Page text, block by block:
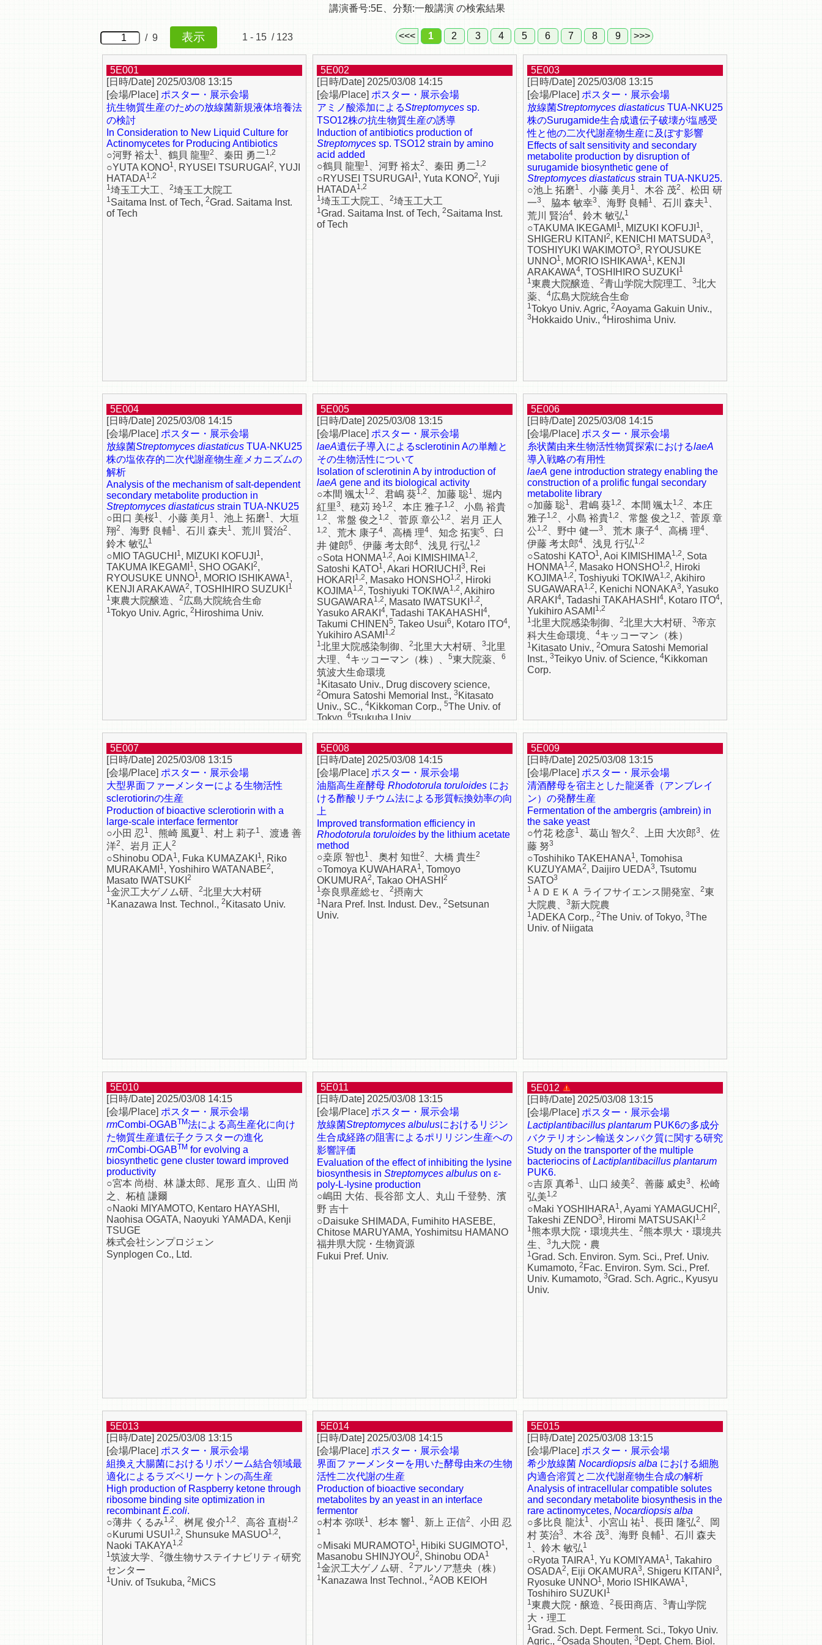
講演番号:5E、分類:一般講演 の検索結果
/ 9 1 - 15 / 123 <<< 1 2 3 4 5 6 7 8 9 >>>
5E001
2025/03/08 13:15
ポスター・展示会場
抗生物質生産のための放線菌新規液体培養法
の検討
In Consideration to New Liquid Culture for
Actinomycetes for Producing Antibiotics
○河野 裕太1 、鶴貝 龍聖2 、秦田 勇二 1,2
○YUTA KONO1, RYUSEI TSURUGAI 2, YUJI
HATADA1,2
1埼玉工大工、 2埼玉工大院工
1Saitama Inst. of Tech, 2Grad. Saitama Inst.
of Tech
5E002
2025/03/08 14:15
ポスター・展示会場
アミノ酸添加によるStreptomyces sp.
TSO12株の抗生物質生産の誘導
Induction of antibiotics production of
Streptomyces sp. TSO12 strain by amino
acid added
○鶴貝 龍聖1 、河野 裕太2 、秦田 勇二 1,2
○RYUSEI TSURUGAI 1, Yuta KONO2, Yuji
HATADA1,2
1埼玉工大院工、 2埼玉工大工
1Grad. Saitama Inst. of Tech, 2Saitama Inst.
of Tech
5E003
2025/03/08 13:15
ポスター・展示会場
放線菌Streptomyces diastaticus TUA-NKU25
株のSurugamide生合成遺伝子破壊が塩感受
性と他の二次代謝産物生産に及ぼす影響
Effects of salt sensitivity and secondary
metabolite production by disruption of
surugamide biosynthetic gene of
Streptomyces diastaticus strain TUA-NKU25.
○池上 拓磨1 、小藤 美月 1 、木谷 茂2
、松田 研
一3 、脇本 敏幸3 、海野 良輔1 、石川 森夫1
荒川 賢治4 、鈴木 敏弘1
○TAKUMA IKEGAMI 1, MIZUKI KOFUJI 1,
SHIGERU KITANI 2, KENICHI MATSUDA3,
TOSHIYUKI WAKIMOTO3, RYOUSUKE
UNNO1, MORIO ISHIKAWA1, KENJI
ARAKAWA4, TOSHIHIRO SUZUKI 1
1東農大院醸造、 2青山学院大院理工、 3北大
薬、
4広島大院統合生命
1Tokyo Univ. Agric, 2Aoyama Gakuin Univ.,
3 Hokkaido Univ., 4Hiroshima Univ.
5E004
2025/03/08 14:15
ポスター・展示会場
放線菌Streptomyces diastaticus TUA-NKU25
株の塩依存的二次代謝産物生産メカニズムの
解析
Analysis of the mechanism of salt-dependent
secondary metabolite production in
Streptomyces diastaticus strain TUA-NKU25
○田口 美桜1 、小藤 美月 1 、池上 拓磨1
、大垣
翔2 、海野 良輔1 、石川 森夫1 、荒川 賢治2
鈴木 敏弘1
○MIO TAGUCHI 1, MIZUKI KOFUJI 1,
TAKUMA IKEGAMI 1, SHO OGAKI 2,
RYOUSUKE UNNO1, MORIO ISHIKAWA1,
KENJI ARAKAWA2, TOSHIHIRO SUZUKI 1
1東農大院醸造、 2 広島大院統合生命
1Tokyo Univ. Agric, 2 Hiroshima Univ.
5E005
2025/03/08 13:15
ポスター・展示会場
laeA遺伝子導入によるsclerotinin Aの単離と
その生物活性について
Isolation of sclerotinin A by introduction of
laeA gene and its biological activity
○本間 颯太1,2 、君嶋 葵1,2 、加藤 聡1
、堀内
紅里3 、穂苅 玲1,2 、本庄 雅子1,2 、小島 裕貴
1,2 、常盤 俊之 1,2 、菅原 章公1,2 、岩月 正人
1,2 、荒木 康子4 、高橋 理4 、知念 拓実5
、臼
井 健郎6 、伊藤 考太郎4 、浅見 行弘1,2
○Sota HONMA1,2, Aoi KIMISHIMA1,2,
Satoshi KATO1, Akari HORIUCHI 3, Rei
HOKARI 1,2, Masako HONSHO1,2, Hiroki
KOJIMA1,2, Toshiyuki TOKIWA1,2, Akihiro
SUGAWARA1,2, Masato IWATSUKI 1,2,
Yasuko ARAKI 4, Tadashi TAKAHASHI 4,
Takumi CHINEN 5, Takeo Usui6, Kotaro ITO4,
Yukihiro ASAMI 1,2
1北里大院感染制御、 2北里大大村研、 3北里
大理、
4キッコーマン（株）、 5東大院薬、 6
筑波大生命環境
1 Kitasato Univ., Drug discovery science,
2Omura Satoshi Memorial Inst., 3 Kitasato
Univ., SC., 4Kikkoman Corp., 5The Univ. of
Tokyo,6Tsukuba Univ.
5E006
2025/03/08 14:15
ポスター・展示会場
糸状菌由来生物活性物質探索におけるlaeA
導入戦略の有用性
laeA gene introduction strategy enabling the
construction of a prolific fungal secondary
metabolite library
○加藤 聡1 、君嶋 葵1,2 、本間 颯太1,2
、本庄
雅子1,2 、小島 裕貴1,2 、常盤 俊之 1,2
、菅原 章
公1,2 、野中 健一3 、荒木 康子4 、高橋 理4
伊藤 考太郎4 、浅見 行弘1,2
○Satoshi KATO1, Aoi KIMISHIMA1,2, Sota
HONMA1,2, Masako HONSHO1,2, Hiroki
KOJIMA1,2, Toshiyuki TOKIWA1,2, Akihiro
SUGAWARA1,2, Kenichi NONAKA3, Yasuko
ARAKI 4, Tadashi TAKAHASHI 4, Kotaro ITO4,
Yukihiro ASAMI 1,2
1北里大院感染制御、 2北里大大村研、 3帝京
科大生命環境、
4キッコーマン（株）
1 Kitasato Univ., 2Omura Satoshi Memorial
Inst., 3Teikyo Univ. of Science, 4Kikkoman
Corp.
5E007
2025/03/08 13:15
ポスター・展示会場
大型界面ファーメンターによる生物活性
sclerotiorinの生産
Production of bioactive sclerotiorin with a
large-scale interface fermentor
○小田 忍1 、熊崎 風夏1 、村上 莉子1
、渡邊 善
洋2 、岩月 正人 2
○Shinobu ODA1, Fuka KUMAZAKI 1, Riko
MURAKAMI 1, Yoshihiro WATANABE2,
Masato IWATSUKI 2
1金沢工大ゲノム研、 2北里大大村研
1 Kanazawa Inst. Technol., 2 Kitasato Univ.
5E008
2025/03/08 14:15
ポスター・展示会場
油脂高生産酵母 Rhodotorula toruloides にお
ける酢酸リチウム法による形質転換効率の向
上
Improved transformation efficiency in
Rhodotorula toruloides by the lithium acetate
method
○桒原 智也1 、奥村 知世2 、大橋 貴生2
○Tomoya KUWAHARA1, Tomoyo
OKUMURA2, Takao OHASHI 2
1奈良県産総セ、 2摂南大
1 Nara Pref. Inst. Indust. Dev., 2Setsunan
Univ.
5E009
2025/03/08 13:15
ポスター・展示会場
清酒酵母を宿主とした龍涎香（アンブレイ
ン）の発酵生産
Fermentation of the ambergris (ambrein) in
the sake yeast
○竹花 稔彦1 、葛山 智久 2 、上田 大次郎3
、佐
藤 努3
○Toshihiko TAKEHANA1, Tomohisa
KUZUYAMA2, Daijiro UEDA3, Tsutomu
SATO3
1 ＡＤＥＫＡ ライフサイエンス開発室、 2東
大院農、
3新大院農
1ADEKA Corp., 2The Univ. of Tokyo, 3The
Univ. of Niigata
5E010
2025/03/08 14:15
ポスター・展示会場
rmCombi-OGABTM法による高生産化に向け
た物質生産遺伝子クラスターの進化
rmCombi-OGABTM for evolving a
biosynthetic gene cluster toward improved
productivity
○宮本 尚樹、林 謙太郎、尾形 直久、山田 尚
之、柘植 謙爾
○Naoki MIYAMOTO, Kentaro HAYASHI,
Naohisa OGATA, Naoyuki YAMADA, Kenji
TSUGE
株式会社シンプロジェン
Synplogen Co., Ltd.
5E011
2025/03/08 13:15
ポスター・展示会場
放線菌Streptomyces albulusにおけるリジン
生合成経路の阻害によるポリリジン生産への
影響評価
Evaluation of the effect of inhibiting the lysine
biosynthesis in Streptomyces albulus on ε-
poly-L-lysine production
○嶋田 大佑、長谷部 文人、丸山 千登勢、濱
野 吉十
○Daisuke SHIMADA, Fumihito HASEBE,
Chitose MARUYAMA, Yoshimitsu HAMANO
福井県大院・生物資源
Fukui Pref. Univ.
5E012
2025/03/08 13:15
ポスター・展示会場
Lactiplantibacillus plantarum PUK6の多成分
バクテリオシン輸送タンパク質に関する研究
Study on the transporter of the multiple
bacteriocins ofLactiplantibacillus plantarum
PUK6.
○吉原 真希1 、山口 綾美2 、善藤 威史3
、松崎
弘美1,2
○Maki YOSHIHARA1, Ayami YAMAGUCHI 2,
Takeshi ZENDO3, Hiromi MATSUSAKI 1,2
1熊本県大院・環境共生、 2熊本県大・環境共
生、
3九大院・農
1Grad. Sch. Environ. Sym. Sci., Pref. Univ.
Kumamoto, 2 Fac. Environ. Sym. Sci., Pref.
Univ. Kumamoto, 3Grad. Sch. Agric., Kyusyu
Univ.
5E013
2025/03/08 13:15
ポスター・展示会場
組換え大腸菌におけるリボソーム結合領域最
適化によるラズベリーケトンの高生産
High production of Raspberry ketone through
ribosome binding site optimization in
recombinantE.coli.
○薄井 くるみ1,2 、桝尾 俊介1,2 、高谷 直樹1,2
○Kurumi USUI 1,2, Shunsuke MASUO1,2,
Naoki TAKAYA1,2
1筑波大学、 2微生物サステイナビリティ研究
センター
1Univ. of Tsukuba, 2 MiCS
5E014
2025/03/08 14:15
ポスター・展示会場
界面ファーメンターを用いた酵母由来の生物
活性二次代謝の生産
Production of bioactive secondary
metabolites by an yeast in an interface
fermentor
○村本 弥咲1 、杉本 響1 、新上 正信2 、小田 忍
1
○Misaki MURAMOTO1, Hibiki SUGIMOTO1,
Masanobu SHINJYOU2, Shinobu ODA1
1金沢工大ゲノム研、 2アルソア慧央（株）
1 Kanazawa Inst Technol., 2AOB KEIOH
5E015
2025/03/08 13:15
ポスター・展示会場
希少放線菌 Nocardiopsis alba における細胞
内適合溶質と二次代謝産物生合成の解析
Analysis of intracellular compatible solutes
and secondary metabolite biosynthesis in the
rare actinomycetes, Nocardiopsis alba
○多比良 龍汰1 、小宮山 祐1 、長田 隆弘2
、岡
村 英治3 、木谷 茂3 、海野 良輔1 、石川 森夫
1 、鈴木 敏弘1
○Ryota TAIRA1, Yu KOMIYAMA1, Takahiro
OSADA2, Eiji OKAMURA3, Shigeru KITANI 3,
Ryosuke UNNO1, Morio ISHIKAWA1,
Toshihiro SUZUKI 1
1東農大院・醸造、 2長田商店、 3青山学院
大・理工
1Grad. Sch. Dept. Ferment. Sci., Tokyo Univ.
Agric., 2Osada Shouten, 3 Dept. Chem. Biol.